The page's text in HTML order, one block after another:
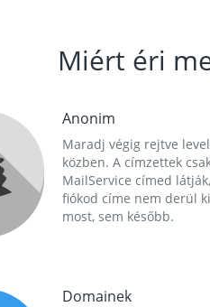
Miért éri
Anonim
Maradj végig rejtve
közben. A címzettek
MailService címed
fiókod címe nem derül
most, sem később.
Domainek